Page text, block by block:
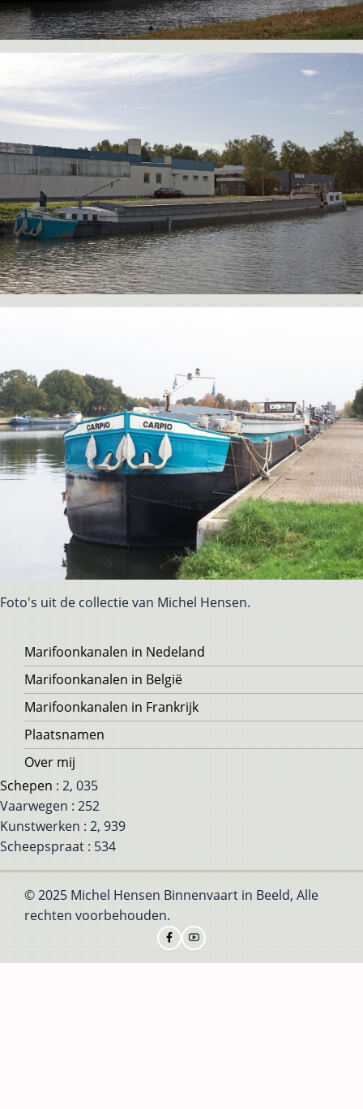
Foto's uit de collectie van Michel Hensen.
Voet
Marifoonkanalen in Nedeland
Marifoonkanalen in België
Marifoonkanalen in Frankrijk
Plaatsnamen
Over mij
Schepen : 2, 035
Vaarwegen : 252
Kunstwerken : 2, 939
Scheepspraat : 534
© 2025 Michel Hensen Binnenvaart in Beeld, Alle
rechten voorbehouden.